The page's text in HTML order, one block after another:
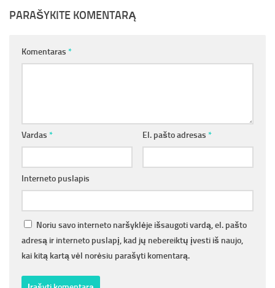
PARAŠYKITE KOMENTARĄ
Komentaras *
Vardas * El. pašto adresas *
Interneto puslapis
Noriu savo interneto naršyklėje išsaugoti vardą, el. pašto
adresą ir interneto puslapį, kad jų nebereiktų įvesti iš naujo,
kai kitą kartą vėl norėsiu parašyti komentarą.